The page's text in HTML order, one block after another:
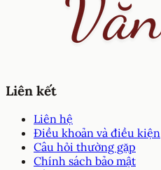
Liên kết
Liên hệ
Điều khoản và điều kiện
Câu hỏi thường gặp
Chính sách bảo mật